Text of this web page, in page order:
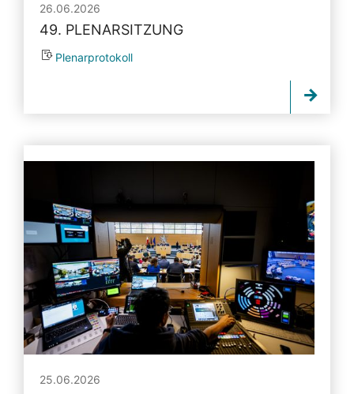
26.06.2026
49. PLENARSITZUNG
Plenarprotokoll
25.06.2026